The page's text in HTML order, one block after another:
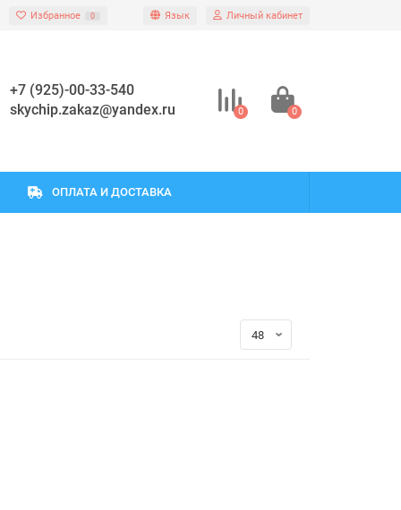
Избранное 0 Язык Личный кабинет
+7 (925)-00-33-540
skychip.zakaz@yandex.ru
0 0
ОПЛАТА И ДОСТАВКА